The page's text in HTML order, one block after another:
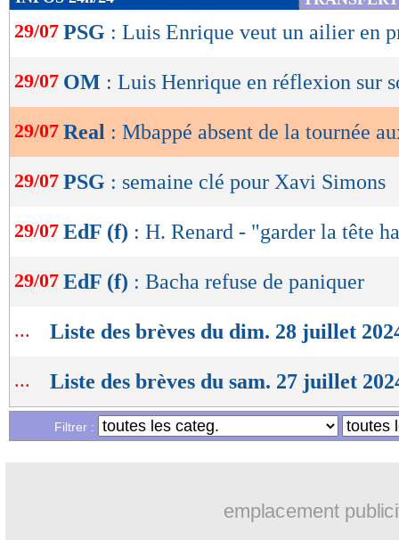
de
lecture
OK
29/07 PSG : Luis Enrique veut un ailier en
29/07 OM : Luis Henrique en réflexion sur
29/07 Real : Mbappé absent de la tournée
29/07 PSG : semaine clé pour Xavi Simons
29/07 EdF (f) : H. Renard - "garder la tête
29/07 EdF (f) : Bacha refuse de paniquer
... Liste des brèves du dim. 28 juillet
... Liste des brèves du sam. 27 juillet
Filtrer :
emplacement